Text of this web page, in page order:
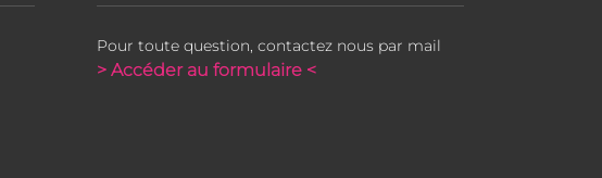
Pour toute question, contactez nous par mail
> Accéder au formulaire <